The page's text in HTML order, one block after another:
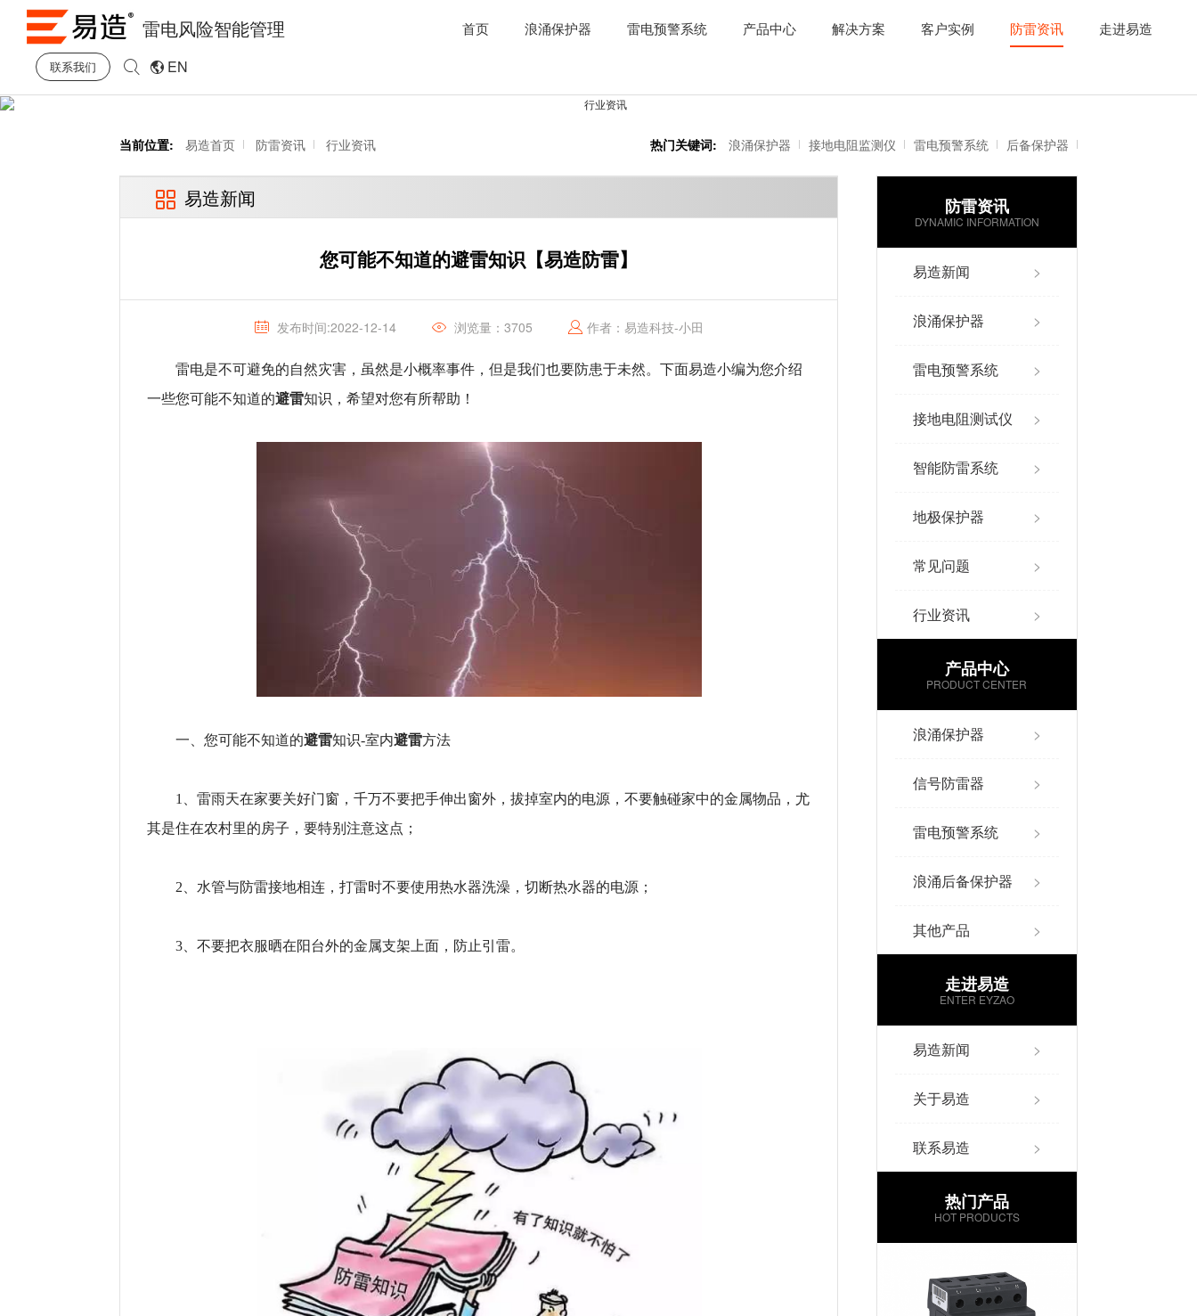
雷电风险智能管理 首页 浪涌保护器 雷电预警系统 产品中心 解决方案 客户实例 防雷资讯 走进易造
联系我们 EN
当前位置: 易造首页 防雷资讯 行业资讯 热门关键词: 浪涌保护器 接地电阻监测仪 雷电预警系统 后备保护器
雷电记录仪 智能防雷系统
易造新闻
您可能不知道的避雷知识【易造防雷】
发布时间:2022-12-14 浏览量：3705 作者：易造科技-小田
雷电是不可避免的自然灾害，虽然是小概率事件，但是我们也要防患于未然。下面易造小编为您介绍
一些您可能不知道的避雷知识，希望对您有所帮助！
一、您可能不知道的避雷知识-室内避雷方法
1、雷雨天在家要关好门窗，千万不要把手伸出窗外，拔掉室内的电源，不要触碰家中的金属物品，尤
其是住在农村里的房子，要特别注意这点；
2、水管与防雷接地相连，打雷时不要使用热水器洗澡，切断热水器的电源；
3、不要把衣服晒在阳台外的金属支架上面，防止引雷。
防雷资讯
DYNAMIC INFORMATION
易造新闻 >
浪涌保护器 >
雷电预警系统 >
接地电阻测试仪 >
智能防雷系统 >
地极保护器 >
常见问题 >
行业资讯 >
产品中心
PRODUCT CENTER
浪涌保护器 >
信号防雷器 >
雷电预警系统 >
浪涌后备保护器 >
其他产品 >
走进易造
ENTER EYZAO
易造新闻 >
关于易造 >
联系易造 >
热门产品
HOT PRODUCTS